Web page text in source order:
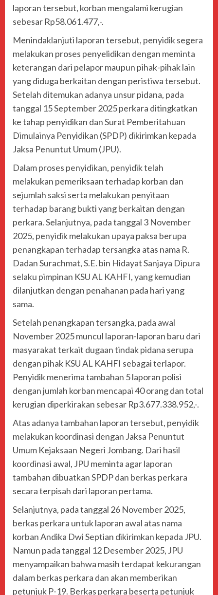
laporan tersebut, korban mengalami kerugian
sebesar Rp58.061.477,-.
Menindaklanjuti laporan tersebut, penyidik segera
melakukan proses penyelidikan dengan meminta
keterangan dari pelapor maupun pihak-pihak lain
yang diduga berkaitan dengan peristiwa tersebut.
Setelah ditemukan adanya unsur pidana, pada
tanggal 15 September 2025 perkara ditingkatkan
ke tahap penyidikan dan Surat Pemberitahuan
Dimulainya Penyidikan (SPDP) dikirimkan kepada
Jaksa Penuntut Umum (JPU).
Dalam proses penyidikan, penyidik telah
melakukan pemeriksaan terhadap korban dan
sejumlah saksi serta melakukan penyitaan
terhadap barang bukti yang berkaitan dengan
perkara. Selanjutnya, pada tanggal 3 November
2025, penyidik melakukan upaya paksa berupa
penangkapan terhadap tersangka atas nama R.
Dadan Surachmat, S.E. bin Hidayat Sanjaya Dipura
selaku pimpinan KSU AL KAHFI, yang kemudian
dilanjutkan dengan penahanan pada hari yang
sama.
Setelah penangkapan tersangka, pada awal
November 2025 muncul laporan-laporan baru dari
masyarakat terkait dugaan tindak pidana serupa
dengan pihak KSU AL KAHFI sebagai terlapor.
Penyidik menerima tambahan 5 laporan polisi
dengan jumlah korban mencapai 40 orang dan total
kerugian diperkirakan sebesar Rp3.677.338.952,-.
Atas adanya tambahan laporan tersebut, penyidik
melakukan koordinasi dengan Jaksa Penuntut
Umum Kejaksaan Negeri Jombang. Dari hasil
koordinasi awal, JPU meminta agar laporan
tambahan dibuatkan SPDP dan berkas perkara
secara terpisah dari laporan pertama.
Selanjutnya, pada tanggal 26 November 2025,
berkas perkara untuk laporan awal atas nama
korban Andika Dwi Septian dikirimkan kepada JPU.
Namun pada tanggal 12 Desember 2025, JPU
menyampaikan bahwa masih terdapat kekurangan
dalam berkas perkara dan akan memberikan
petunjuk P-19. Berkas perkara beserta petunjuk